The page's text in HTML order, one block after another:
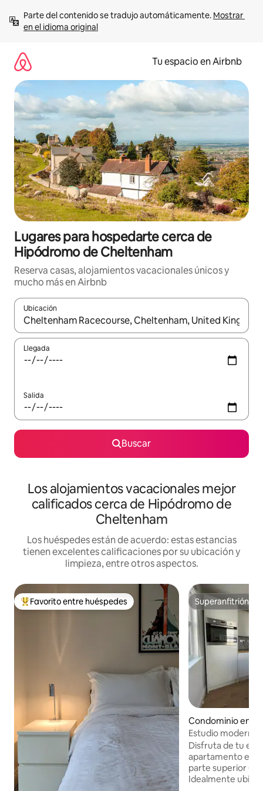
contenido
Parte del contenido se tradujo automáticamente. Mostrar
en el idioma original
Tu espacio en Airbnb
Lugares para hospedarte cerca de
Hipódromo de Cheltenham
Reserva casas, alojamientos vacacionales únicos y
mucho más en Airbnb
Ubicación
Cuando los resultados estén disponibles, podrás navegar
Llegada
Salida
Buscar
Los alojamientos vacacionales mejor
calificados cerca de Hipódromo de
Cheltenham
Los huéspedes están de acuerdo: estas estancias
tienen excelentes calificaciones por su ubicación y
limpieza, entre otros aspectos.
De los mejores en Favorito entre huéspedes
Favorito entre huéspedes Superanfitrión
Superanfitrión
Condominio en
shire
Estudio moderno
Cheltenham
Disfruta de tu
apartamento
parte superior (
Idealmente